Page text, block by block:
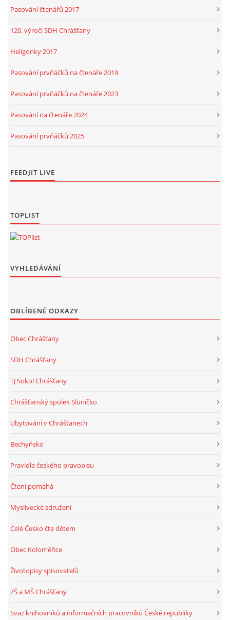
Pasování čtenářů 2017
120. výročí SDH Chrášťany
Heligonky 2017
Pasování prvňáčků na čtenáře 2019
Pasování prvňáčků na čtenáře 2023
Pasování na čtenáře 2024
Pasování prvňáčků 2025
FEEDJIT LIVE
TOPLIST
VYHLEDÁVÁNÍ
OBLÍBENÉ ODKAZY
Obec Chrášťany
SDH Chrášťany
TJ Sokol Chrášťany
Chrášťanský spolek Sluníčko
Ubytování v Chrášťanech
Bechyňsko
Pravidla českého pravopisu
Čtení pomáhá
Myslivecké sdružení
Celé Česko čte dětem
Obec Koloměřice
Životopisy spisovatelů
ZŠ a MŠ Chrášťany
Svaz knihovníků a informačních pracovníků České republiky